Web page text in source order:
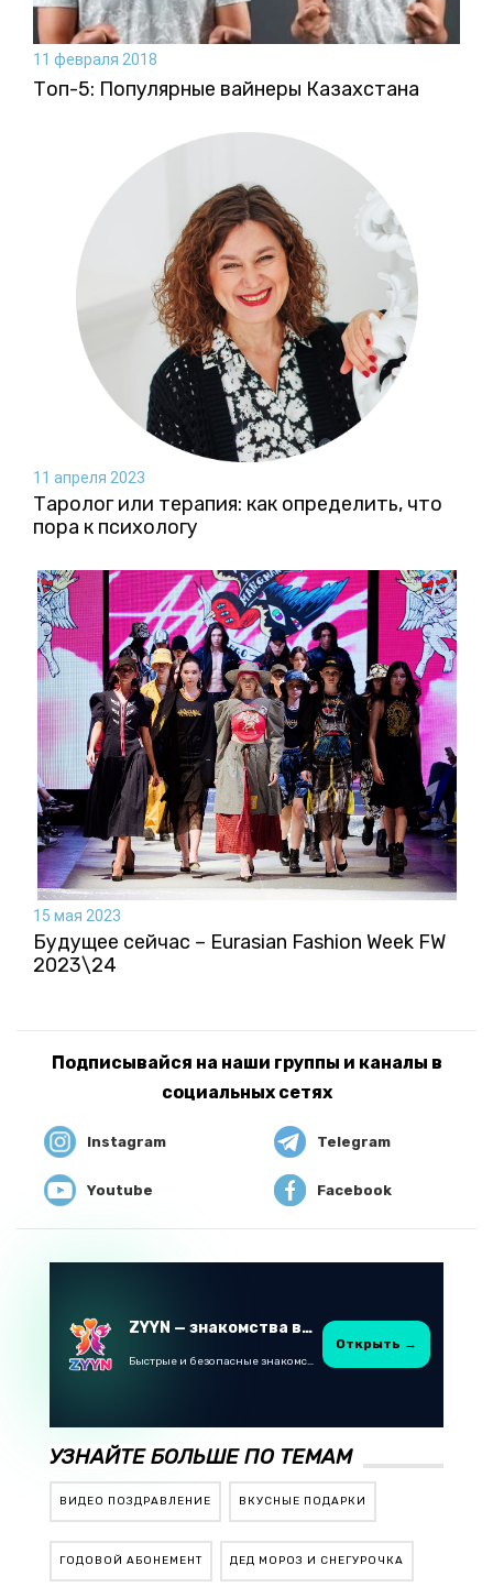
11 февраля 2018
Топ-5: Популярные вайнеры Казахстана
11 апреля 2023
Таролог или терапия: как определить, что
пора к психологу
15 мая 2023
Будущее сейчас – Eurasian Fashion Week FW
2023\24
Подписывайся на наши группы и каналы в
социальных сетях
Instagram Telegram
Youtube Facebook
ZYYN — знакомства в Казахстане
Быстрые и безопасные знакомства в Telegram
Открыть →
УЗНАЙТЕ БОЛЬШЕ ПО ТЕМАМ
ВИДЕО ПОЗДРАВЛЕНИЕ ВКУСНЫЕ ПОДАРКИ
ГОДОВОЙ АБОНЕМЕНТ ДЕД МОРОЗ И СНЕГУРОЧКА